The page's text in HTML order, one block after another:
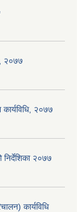
२०७७
२०७७
निर्देशिका २०७७
कार्यविधि